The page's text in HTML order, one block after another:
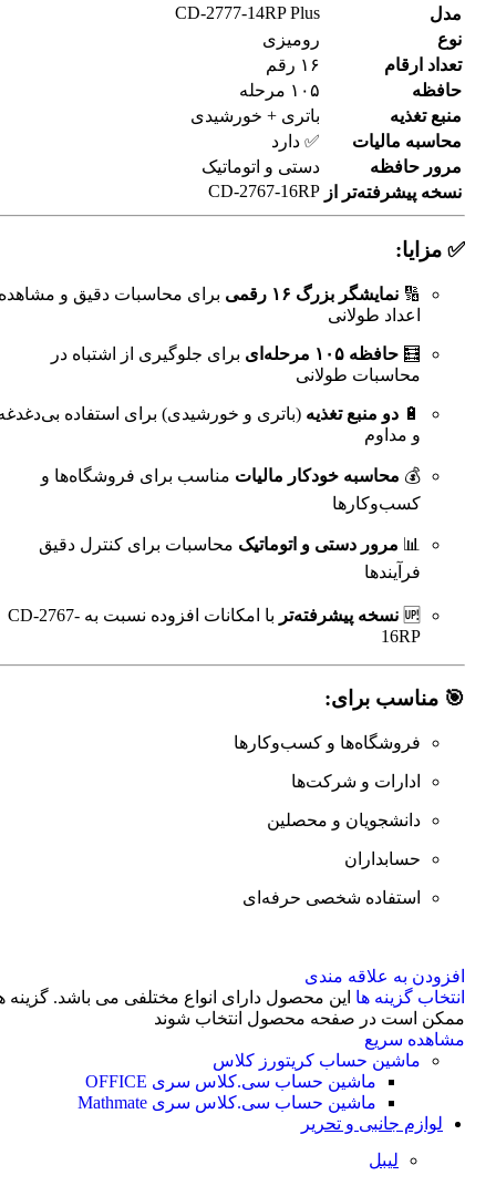
مدل
CD-2777-14RP Plus
نوع
رومیزی
تعداد ارقام
۱۶ رقم
حافظه
۱۰۵ مرحله
منبع تغذیه
باتری + خورشیدی
محاسبه مالیات
✅ دارد
مرور حافظه
دستی و اتوماتیک
نسخه پیشرفته‌تر از CD-2767-16RP
✅ مزایا:
🔢 نمایشگر بزرگ ۱۶ رقمی
برای محاسبات دقیق و
اعداد طولانی
🧮 حافظه ۱۰۵ مرحله‌ای
برای جلوگیری از اشتباه در
محاسبات طولانی
🔋 دو منبع تغذیه (باتری و خورشیدی) برای استفاده
و مداوم
💰 محاسبه خودکار مالیات مناسب برای فروشگاه‌ها و
کسب‌وکارها
📊 مرور دستی و اتوماتیک محاسبات برای کنترل دقیق
فرآیندها
🆙 نسخه پیشرفته‌تر
با امکانات افزوده نسبت به CD-2767-
16RP
🎯 مناسب برای:
فروشگاه‌ها و کسب‌وکارها
ادارات و شرکت‌ها
دانشجویان و محصلین
حسابداران
استفاده شخصی حرفه‌ای
افزودن به علاقه مندی
انتخاب گزینه ها این محصول دارای انواع مختلفی می باشد. گزینه
ممکن است در صفحه محصول انتخاب شوند
مشاهده سریع
ماشین حساب کریتورز کلاس
ماشین حساب سی.کلاس سری OFFICE
ماشین حساب سی.کلاس سری Mathmate
لوازم جانبی و تحریر
لیبل